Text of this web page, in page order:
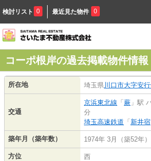
検討リスト 0 最近見た物件 0
コーポ根岸の過去掲載物件情報
所在地 埼玉県川口市大字安
交通
京浜東北線 「 蕨 」駅
分
埼玉高速鉄道 「 新井宿
築年月（築年数） 1974年 3月（築52年）
方位 西